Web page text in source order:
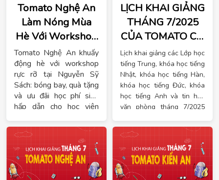
Tomato Nghệ An
Làm Nóng Mùa
Hè Với Workshop
Đặc Biệt Tại Tòa
Nhà Huệ Lộc
Tomato Nghệ An khuấy
động hè với workshop
rực rỡ tại Nguyễn Sỹ
Sách: bóng bay, quà tặng
và ưu đãi học phí siêu
hấp dẫn cho học viên
Đăng ký ngay!
LỊCH KHAI GIẢNG
THÁNG 7/2025
CỦA TOMATO CƠ
SỞ DƯƠNG KINH
Lịch khai giảng các Lớp học
tiếng Trung, khóa học tiếng
Nhật, khóa học tiếng Hàn,
khóa học tiếng Đức, khóa
học tiếng Anh và tin học
văn phòng tháng 7/2025
Tomato tại cơ sở Dương
Kinh